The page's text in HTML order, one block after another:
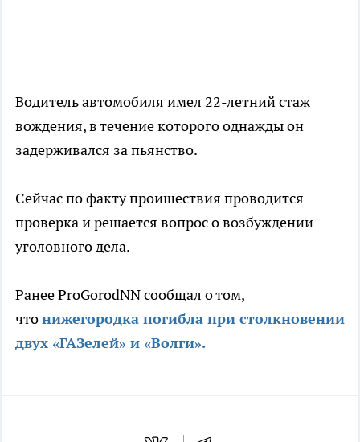
Водитель автомобиля имел 22-летний стаж
вождения, в течение которого однажды он
задерживался за пьянство.
Сейчас по факту проишествия проводится
проверка и решается вопрос о возбуждении
уголовного дела.
Ранее ProGorodNN сообщал о том,
чтонижегородка погибла при столкновении
двух «ГАЗелей» и «Волги».